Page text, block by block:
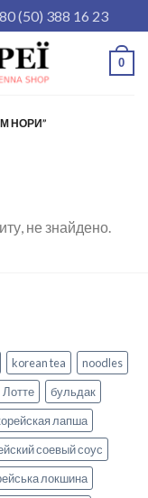
(50) 388 16 23
0
НОРИ”
не знайдено.
korean tea
noodles
Лотте
бульдак
лапша
соевый соус
локшина